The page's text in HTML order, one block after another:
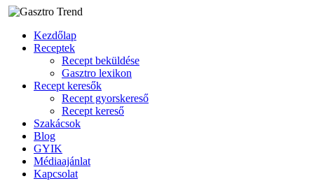
Kezdőlap
Receptek
Recept beküldése
Gasztro lexikon
Recept keresők
Recept gyorskereső
Recept kereső
Szakácsok
Blog
GYIK
Médiaajánlat
Kapcsolat